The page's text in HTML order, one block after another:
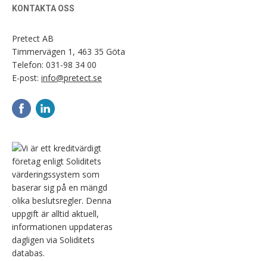
KONTAKTA OSS
Pretect AB
Timmervägen 1, 463 35 Göta
Telefon: 031-98 34 00
E-post: info@pretect.se